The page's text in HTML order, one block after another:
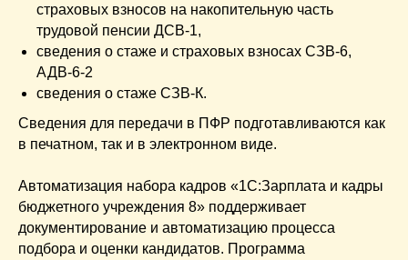
страховых взносов на накопительную часть
трудовой пенсии ДСВ-1,
сведения о стаже и страховых взносах СЗВ-6,
АДВ-6-2
сведения о стаже СЗВ-К.
Сведения для передачи в ПФР подготавливаются как
в печатном, так и в электронном виде.
Автоматизация набора кадров «1С:Зарплата и кадры
бюджетного учреждения 8» поддерживает
документирование и автоматизацию процесса
подбора и оценки кандидатов. Программа